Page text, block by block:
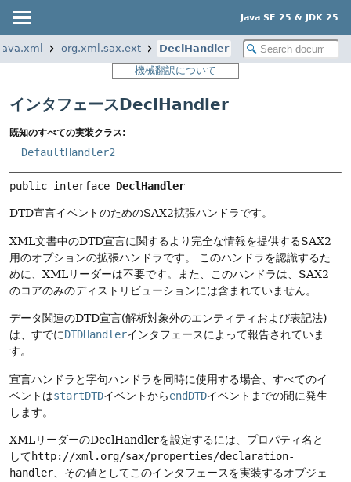
Java SE 25 & JDK 25
org.xml.sax.ext
DeclHandler
機械翻訳について
インタフェースDeclHandler
既知のすべての実装クラス:
DefaultHandler2
public interface DeclHandler
DTD宣言イベントのためのSAX2拡張ハンドラです。
XML文書中のDTD宣言に関するより完全な情報を提供するSAX2
用のオプションの拡張ハンドラです。
このハンドラを認識するた
めに、XMLリーダーは不要です。また、このハンドラは、SAX2
のコアのみのディストリビューションには含まれていません。
データ関連のDTD宣言(解析対象外のエンティティおよび表記法)
は、すでにDTDHandlerインタフェースによって報告されていま
す。
宣言ハンドラと字句ハンドラを同時に使用する場合、すべてのイ
ベントはstartDTDイベントからendDTDイベントまでの間に発生
します。
XMLリーダーのDeclHandlerを設定するには、プロパティ名と
してhttp://xml.org/sax/properties/declaration-
handler 、その値としてこのインタフェースを実装するオブジェ